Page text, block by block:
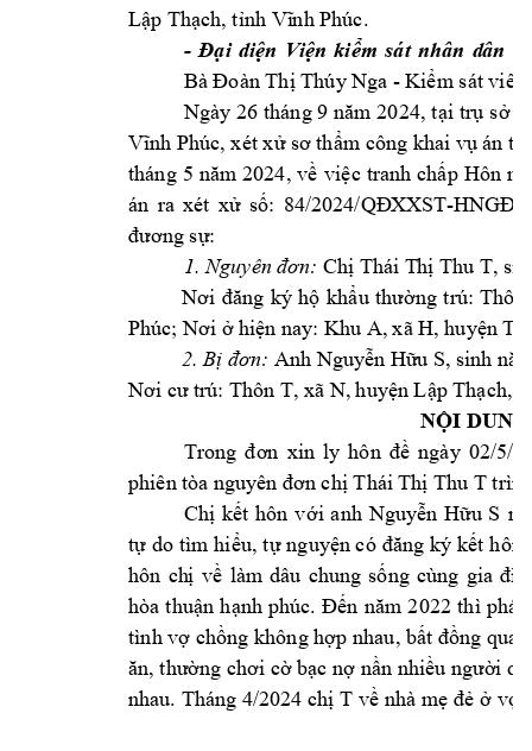
Lập Thạch, tỉnh Vĩnh Phúc.
- Đại diện Viện kiểm sát nhân dân
Bà Đoàn Thị Thúy Nga - Kiểm sát
Ngày 26 tháng 9 năm 2024, tại trụ sở
Vĩnh Phúc, xét xử sơ thẩm công khai vụ án th
tháng 5 năm 2024, về việc tranh chấp Hôn
án ra xét xử số: 84/2024/QĐXXST-HNGĐ
đương sự:
1. Nguyên đơn: Chị Thái Thị Thu T,
Nơi đăng ký hộ khẩu thường trú: Thôn
Phúc; Nơi ở hiện nay: Khu A, xã H, huyện
2. Bị đơn: Anh Nguyễn Hữu S, sinh
Nơi cư trú: Thôn T, xã N, huyện Lập Thạch, t
NỘI
Trong đơn xin ly hôn đề ngày 02/5/
phiên tòa nguyên đơn chị Thái Thị Thu T
Chị kết hôn với anh Nguyễn Hữu S
tự do tìm hiểu, tự nguyện có đăng ký kết hôn
hôn chị về làm dâu chung sống cùng gia
hòa thuận hạnh phúc. Đến năm 2022 thì phát
tình vợ chồng không hợp nhau, bất đồng
ăn, thường chơi cờ bạc nợ nần nhiều người d
nhau. Tháng 4/2024 chị T về nhà mẹ đẻ ở vợ